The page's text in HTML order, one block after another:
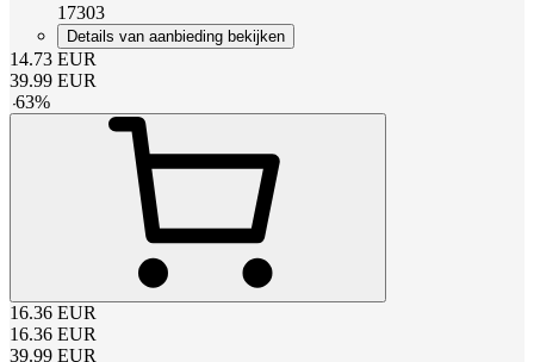
17303
Details van aanbieding bekijken
14.73 EUR
39.99 EUR
-63%
16.36 EUR
16.36 EUR
39.99 EUR